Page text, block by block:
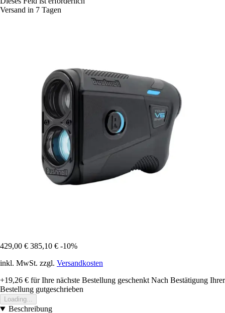
Versand in 7 Tagen
429,00 € 385,10 € -10%
inkl. MwSt. zzgl. Versandkosten
+19,26 € für Ihre nächste Bestellung geschenkt Nach Bestätigung Ihrer
Bestellung gutgeschrieben
Loading...
Beschreibung